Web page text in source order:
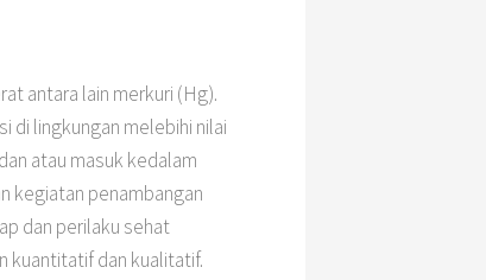
antara lain merkuri (Hg).
di lingkungan melebihi nilai
atau masuk kedalam
kegiatan penambangan
dan perilaku sehat
kuantitatif dan kualitatif.